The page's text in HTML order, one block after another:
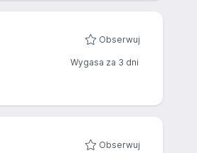
Obserwuj
Wygasa za 3 dni
Obserwuj